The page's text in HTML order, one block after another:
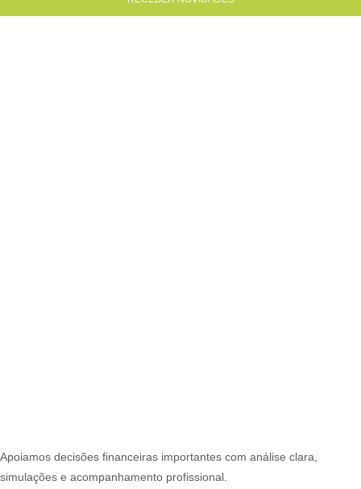
Apoiamos decisões financeiras importantes com análise clara,
simulações e acompanhamento profissional.